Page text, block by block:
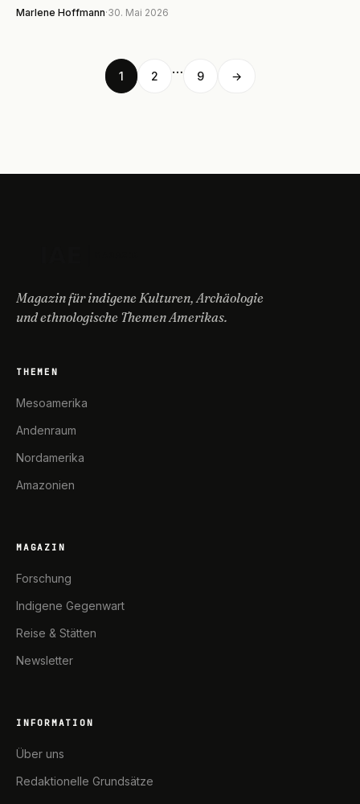
Marlene Hoffmann·30. Mai 2026
1 2 … 9 →
Magazin für indigene Kulturen, Archäologie
und ethnologische Themen Amerikas.
THEMEN
Mesoamerika
Andenraum
Nordamerika
Amazonien
MAGAZIN
Forschung
Indigene Gegenwart
Reise & Stätten
Newsletter
INFORMATION
Über uns
Redaktionelle Grundsätze